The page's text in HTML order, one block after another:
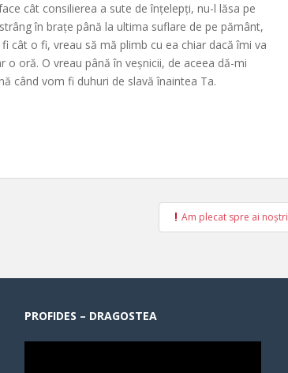
cât consilierea a sute de înțelepți, nu-l lăsa pe
în brațe până la ultima suflare de pe pământ,
cât o fi, vreau să mă plimb cu ea chiar dacă îmi va
oră. O vreau până în veșnicii, de aceea dă-mi
când vom fi duhuri de slavă înaintea Ta.
Am plecat spre ai noștri
PROFIDES – DRAGOSTEA